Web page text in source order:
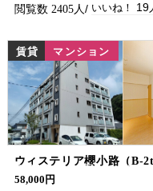
2405 19
賃貸 マンション
ウィステリア櫻小路（B-
繁華街徒歩圏内にある一人暮らしの方におすすめの物件★ オートロック・防犯カメラも
58,000円